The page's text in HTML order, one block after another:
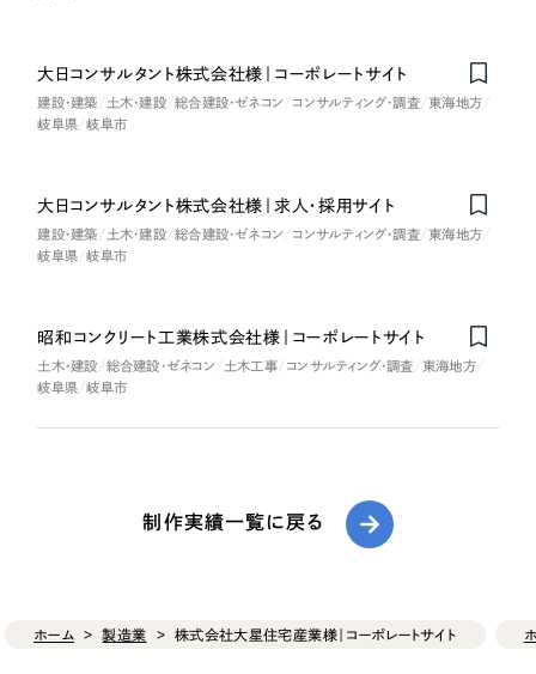
大日コンサルタント株式会社様｜コーポレートサイト
建設・建築 土木・建設 総合建設・ゼネコン コンサルティング・調査
東海地方
岐阜県
岐阜市
大日コンサルタント株式会社様｜求人・採用サイト
建設・建築 土木・建設 総合建設・ゼネコン コンサルティング・調査
東海地方
岐阜県
岐阜市
昭和コンクリート工業株式会社様｜コーポレートサイト
土木・建設 総合建設・ゼネコン 土木工事 コンサルティング・調査
東海地方
岐阜県
岐阜市
制作実績一覧に戻る
ホーム 製造業 株式会社大星住宅産業様｜コーポレートサイト